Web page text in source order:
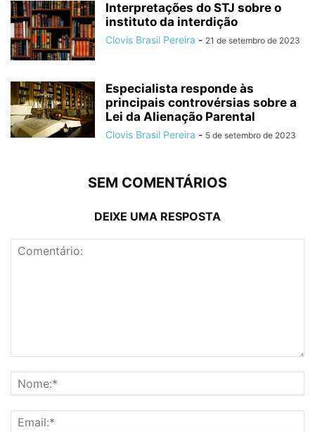
Interpretações do STJ sobre o
instituto da interdição
Clovis Brasil Pereira - 21 de setembro de 2023
Especialista responde às
principais controvérsias sobre a
Lei da Alienação Parental
Clovis Brasil Pereira - 5 de setembro de 2023
SEM COMENTÁRIOS
DEIXE UMA RESPOSTA